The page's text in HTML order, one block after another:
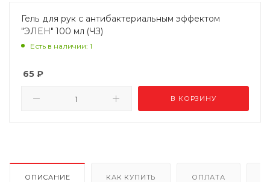
Гель для рук с антибактериальным эффектом
"ЭЛЕН" 100 мл (ЧЗ)
Есть в наличии: 1
65 ₽
В КОРЗИНУ
ОПИСАНИЕ КАК КУПИТЬ ОПЛАТА